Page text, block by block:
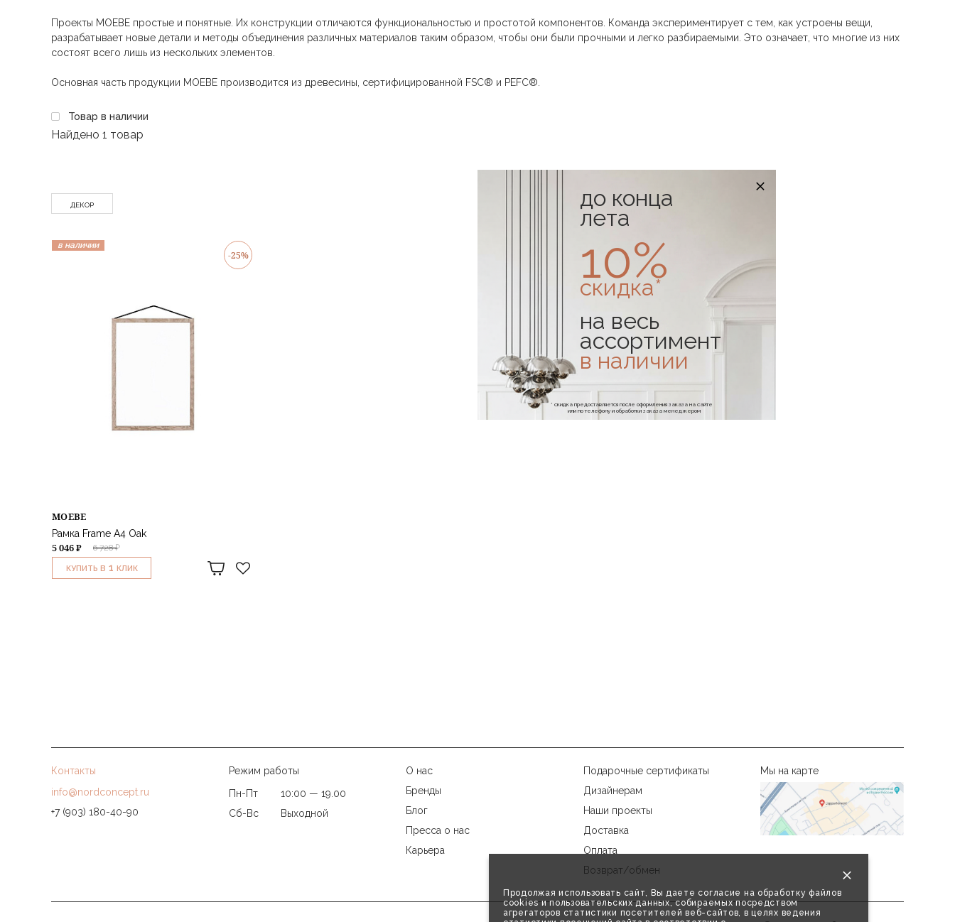
Продолжая использовать сайт, Вы даете согласие на обработку файлов
cookies и пользовательских данных, собираемых посредством
агрегаторов статистики посетителей веб-сайтов, в целях ведения
Проекты MOEBE простые и понятные. Их конструкции отличаются функциональностью и простотой компонентов. Команда экспериментирует с тем, как устроены вещи,
разрабатывает новые детали и методы объединения различных материалов таким образом, чтобы они были прочными и легко разбираемыми. Это означает, что многие из них
состоят всего лишь из нескольких элементов.
Основная часть продукции MOEBE производится из древесины, сертифицированной FSC® и PEFC®.
Товар в наличии
Найдено 1 товар
ДЕКОР
в наличии
-25%
MOEBE
Рамка Frame A4 Oak
6 728 ₽
5 046 ₽
КУПИТЬ В 1 КЛИК
до конца
лета
10%
скидка*
на весь
ассортимент
в наличии
* скидка предоставляется после оформления заказа на сайте
или по телефону и обработки заказа менеджером
Контакты
info@nordconcept.ru
+7 (903) 180-40-90
Режим работы
Пн-Пт
10:00 — 19.00
Сб-Вс
Выходной
Мы на карте
О нас
Подарочные сертификаты
Бренды
Дизайнерам
Блог
Наши проекты
Пресса о нас
Доставка
Карьера
Оплата
Возврат/обмен